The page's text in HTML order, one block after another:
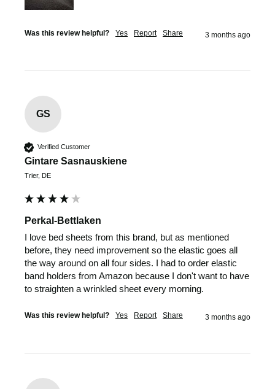
Was this review helpful? Yes Report Share 3 months ago
GS
Verified Customer
Gintare Sasnauskiene
Trier, DE
Perkal-Bettlaken
I love bed sheets from this brand, but as mentioned
before, they need improvement so the elastic goes all
the way around on all four sides. I had to order elastic
band holders from Amazon because I don't want to have
to straighten a wrinkled sheet every morning.
Was this review helpful? Yes Report Share 3 months ago